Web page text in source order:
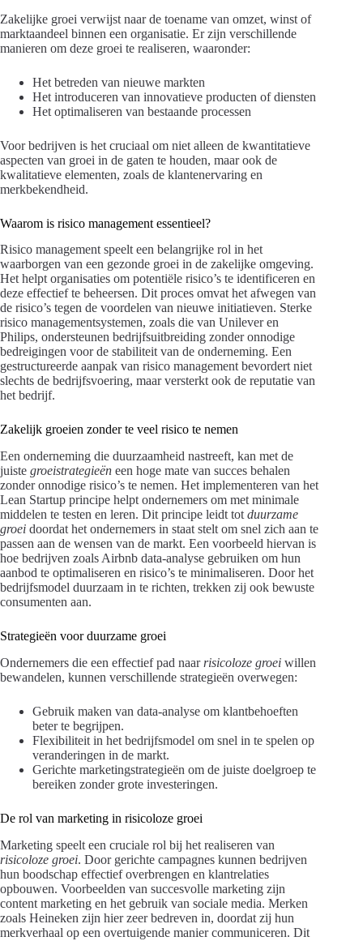
Zakelijke groei verwijst naar de toename van omzet, winst of
marktaandeel binnen een organisatie. Er zijn verschillende
manieren om deze groei te realiseren, waaronder:
Het betreden van nieuwe markten
Het introduceren van innovatieve producten of diensten
Het optimaliseren van bestaande processen
Voor bedrijven is het cruciaal om niet alleen de kwantitatieve
aspecten van groei in de gaten te houden, maar ook de
kwalitatieve elementen, zoals de klantenervaring en
merkbekendheid.
Waarom is risico management essentieel?
Risico management speelt een belangrijke rol in het
waarborgen van een gezonde groei in de zakelijke omgeving.
Het helpt organisaties om potentiële risico’s te identificeren en
deze effectief te beheersen. Dit proces omvat het afwegen van
de risico’s tegen de voordelen van nieuwe initiatieven. Sterke
risico managementsystemen, zoals die van Unilever en
Philips, ondersteunen bedrijfsuitbreiding zonder onnodige
bedreigingen voor de stabiliteit van de onderneming. Een
gestructureerde aanpak van risico management bevordert niet
slechts de bedrijfsvoering, maar versterkt ook de reputatie van
het bedrijf.
Zakelijk groeien zonder te veel risico te nemen
Een onderneming die duurzaamheid nastreeft, kan met de
juiste groeistrategieën een hoge mate van succes behalen
zonder onnodige risico’s te nemen. Het implementeren van het
Lean Startup principe helpt ondernemers om met minimale
middelen te testen en leren. Dit principe leidt tot duurzame
groei doordat het ondernemers in staat stelt om snel zich aan te
passen aan de wensen van de markt. Een voorbeeld hiervan is
hoe bedrijven zoals Airbnb data-analyse gebruiken om hun
aanbod te optimaliseren en risico’s te minimaliseren. Door het
bedrijfsmodel duurzaam in te richten, trekken zij ook bewuste
consumenten aan.
Strategieën voor duurzame groei
Ondernemers die een effectief pad naar risicoloze groei willen
bewandelen, kunnen verschillende strategieën overwegen:
Gebruik maken van data-analyse om klantbehoeften
beter te begrijpen.
Flexibiliteit in het bedrijfsmodel om snel in te spelen op
veranderingen in de markt.
Gerichte marketingstrategieën om de juiste doelgroep te
bereiken zonder grote investeringen.
De rol van marketing in risicoloze groei
Marketing speelt een cruciale rol bij het realiseren van
risicoloze groei. Door gerichte campagnes kunnen bedrijven
hun boodschap effectief overbrengen en klantrelaties
opbouwen. Voorbeelden van succesvolle marketing zijn
content marketing en het gebruik van sociale media. Merken
zoals Heineken zijn hier zeer bedreven in, doordat zij hun
merkverhaal op een overtuigende manier communiceren. Dit